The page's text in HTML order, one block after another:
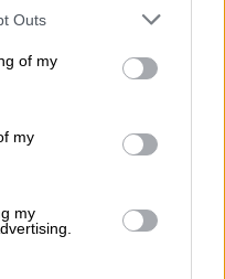
one or more Google
You may click to
its third-party tags to
in below Google
Outs
of my
my
my
του Μασκ-
που
να κάνουν
όπως γράφει η